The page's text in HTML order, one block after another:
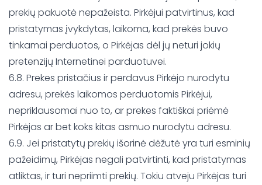
prekių pakuotė nepažeista. Pirkėjui patvirtinus, kad
pristatymas įvykdytas, laikoma, kad prekės buvo
tinkamai perduotos, o Pirkėjas dėl jų neturi jokių
pretenzijų Internetinei parduotuvei.
6.8. Prekes pristačius ir perdavus Pirkėjo nurodytu
adresu, prekės laikomos perduotomis Pirkėjui,
nepriklausomai nuo to, ar prekes faktiškai priėmė
Pirkėjas ar bet koks kitas asmuo nurodytu adresu.
6.9. Jei pristatytų prekių išorinė dėžutė yra turi esminių
pažeidimų, Pirkėjas negali patvirtinti, kad pristatymas
atliktas, ir turi nepriimti prekių. Tokiu atveju Pirkėjas turi